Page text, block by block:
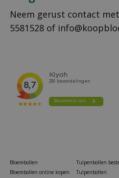
Neem gerust contact
5581528 of
Bloembollen
Bloembollen online kopen
Tulpenbollen
Tulpenbollen